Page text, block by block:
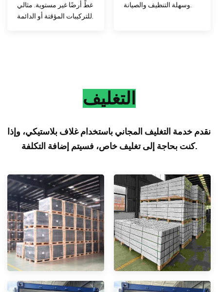
غطِّ أرضًا غير مستوية. مثالي
للتركيبات المؤقتة أو الدائمة.
وسهلة التنظيف والصيانة.
التغليف
نقدم خدمة التغليف المجاني باستخدام غلاف بلاستيكي، وإذا
كنت بحاجة إلى تغليف خاص، فسيتم إضافة التكلفة.